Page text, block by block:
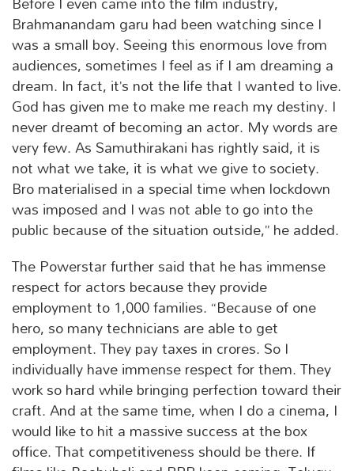
Brahmanandam garu had been watching since I
was a small boy. Seeing this enormous love from
audiences, sometimes I feel as if I am dreaming a
dream. In fact, it’s not the life that I wanted to live.
God has given me to make me reach my destiny. I
never dreamt of becoming an actor. My words are
very few. As Samuthirakani has rightly said, it is
not what we take, it is what we give to society.
Bro materialised in a special time when lockdown
was imposed and I was not able to go into the
public because of the situation outside,” he added.
The Powerstar further said that he has immense
respect for actors because they provide
employment to 1,000 families. “Because of one
hero, so many technicians are able to get
employment. They pay taxes in crores. So I
individually have immense respect for them. They
work so hard while bringing perfection toward their
craft. And at the same time, when I do a cinema, I
would like to hit a massive success at the box
office. That competitiveness should be there. If